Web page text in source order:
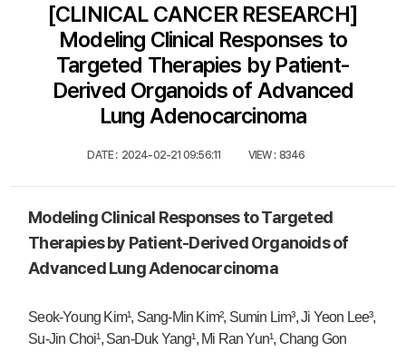
[CLINICAL CANCER RESEARCH]
Modeling Clinical Responses to
Targeted Therapies by Patient-
Derived Organoids of Advanced
Lung Adenocarcinoma
DATE : 2024-02-21 09:56:11 VIEW : 8346
Modeling Clinical Responses to Targeted
Therapies by Patient-Derived Organoids of
Advanced Lung Adenocarcinoma
Seok-Young Kim¹, Sang-Min Kim², Sumin Lim³, Ji Yeon Lee³,
Su-Jin Choi¹, San-Duk Yang¹, Mi Ran Yun¹, Chang Gon